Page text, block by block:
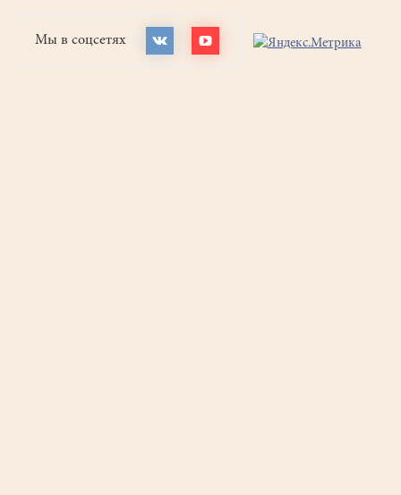
Мы в соцсетях